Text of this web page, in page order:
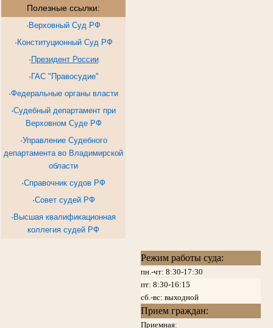
Полезные ссылки:
· Верховный Суд РФ
· Конституционный Суд РФ
· Президент России
· ГАС "Правосудие"
·Федеральные органы власти
·Судебный департамент при
Верховном Суде РФ
·Управление Судебного
департамента во Владимирской
области
·Справочник судов РФ
·Совет судей РФ
· Высшая квалификационная
коллегия судей РФ
Режим работы суда:
пн.-чт: 8:30-17:30
пт: 8:30-16:15
сб.-вс: выходной
Прием граждан:
Приемная: